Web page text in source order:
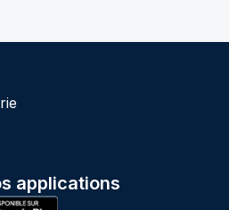
applications